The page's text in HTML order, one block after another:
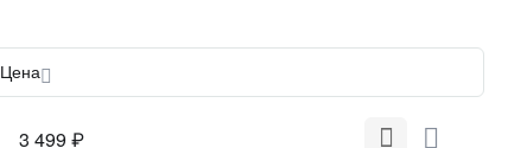
Цена
3 499 ₽